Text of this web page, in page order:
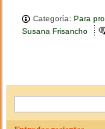
e
r
e
t
o
a
c
b
o
tt
Categoría:Para
Susana Frisancho
u